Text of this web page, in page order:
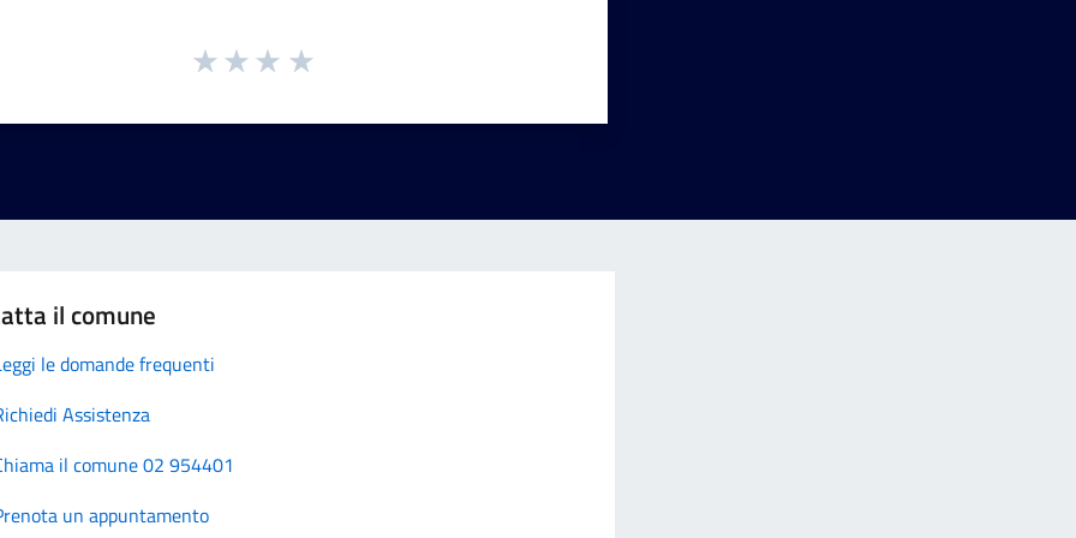
il comune
le domande frequenti
Assistenza
il comune 02 954401
un appuntamento